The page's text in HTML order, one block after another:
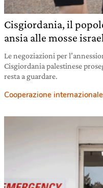
Cisgiordania, il
ansia alle mosse
Le negoziazioni per
Cisgiordania palestinese
resta a guardare.
Cooperazione internazionale